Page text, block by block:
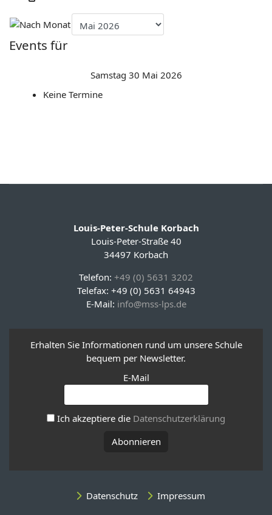
Events für
Samstag 30 Mai 2026
Keine Termine
Louis-Peter-Schule Korbach
Louis-Peter-Straße 40
34497 Korbach
Telefon: +49 (0) 5631 3202
Telefax: +49 (0) 5631 64943
E-Mail: info@mss-lps.de
Erhalten Sie Informationen rund um unsere Schule
bequem per Newsletter.
E-Mail
Ich akzeptiere die Datenschutzerklärung
Datenschutz Impressum